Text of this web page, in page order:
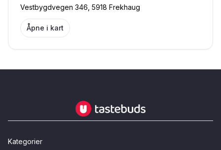
Vestbygdvegen 346, 5918 Frekhaug
Åpne i kart
Tastebuds - Lokalmat rett hjem
Kategorier